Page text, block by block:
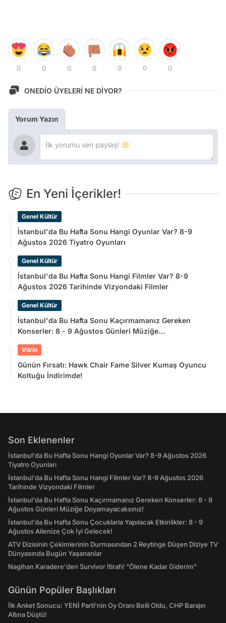
0 0 0 0 0 0 0
ONEDİO ÜYELERİ NE DİYOR?
Yorum Yazın
En Yeni İçerikler!
Genel Kültür
İstanbul'da Bu Hafta Sonu Hangi Oyunlar Var? 8-9
Ağustos 2026 Tiyatro Oyunları
Genel Kültür
İstanbul'da Bu Hafta Sonu Hangi Filmler Var? 8-9
Ağustos 2026 Tarihinde Vizyondaki Filmler
Genel Kültür
İstanbul'da Bu Hafta Sonu Kaçırmamanız Gereken
Konserler: 8 - 9 Ağustos Günleri Müziğe
Vitrin
Günün Fırsatı: Hawk Chair Fame Silver Kumaş Oyuncu
Koltuğu İndirimde!
Son Eklenenler
İstanbul'da Bu Hafta Sonu Hangi Oyunlar Var? 8-9 Ağustos 2026
Tiyatro Oyunları
İstanbul'da Bu Hafta Sonu Hangi Filmler Var? 8-9 Ağustos 2026
Tarihinde Vizyondaki Filmler
İstanbul'da Bu Hafta Sonu Kaçırmamanız Gereken Konserler: 8 - 9
Ağustos Günleri Müziğe Doyamayacaksınız!
İstanbul'da Bu Hafta Sonu Çocuklarla Yapılacak Etkinlikler: 8 - 9
Ağustos Ailenize Çok İyi Gelecek!
ATV Dizisinin Çekimlerinin Durmasından 2 Reytinge Düşen Diziye TV
Dünyasında Bugün Yaşananlar
Nagihan Karadere'den Survivor İtirafı! "Ölene Kadar Giderim"
Günün Popüler Başlıkları
İlk Anket Sonucu: YENİ Parti'nin Oy Oranı Belli Oldu, CHP Barajın
Altına Düştü!